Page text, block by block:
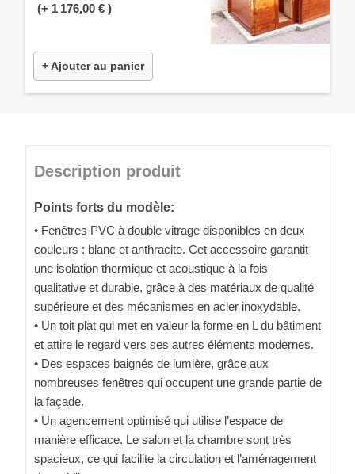
(+ 1 176,00 € )
+ Ajouter au panier
Description produit
Points forts du modèle:
• Fenêtres PVC à double vitrage disponibles en deux
couleurs : blanc et anthracite. Cet accessoire garantit
une isolation thermique et acoustique à la fois
qualitative et durable, grâce à des matériaux de qualité
supérieure et des mécanismes en acier inoxydable.
• Un toit plat qui met en valeur la forme en L du bâtiment
et attire le regard vers ses autres éléments modernes.
• Des espaces baignés de lumière, grâce aux
nombreuses fenêtres qui occupent une grande partie de
la façade.
• Un agencement optimisé qui utilise l’espace de
manière efficace. Le salon et la chambre sont très
spacieux, ce qui facilite la circulation et l’aménagement